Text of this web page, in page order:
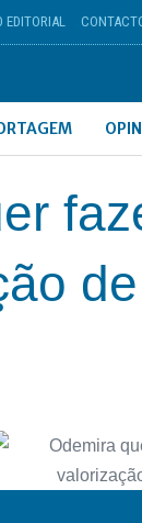
EDITORIAL